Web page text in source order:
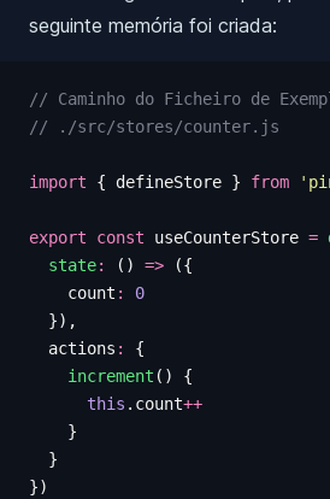
seguinte memória foi criada:
// Caminho do Ficheiro de
// ./src/stores/counter.js
import { defineStore } from '
export const useCounterStore =
  state
: () => ({
    count
:
0
  }),
  actions
:
{
    increment
()
{
      this
. count++
    }
  }
})